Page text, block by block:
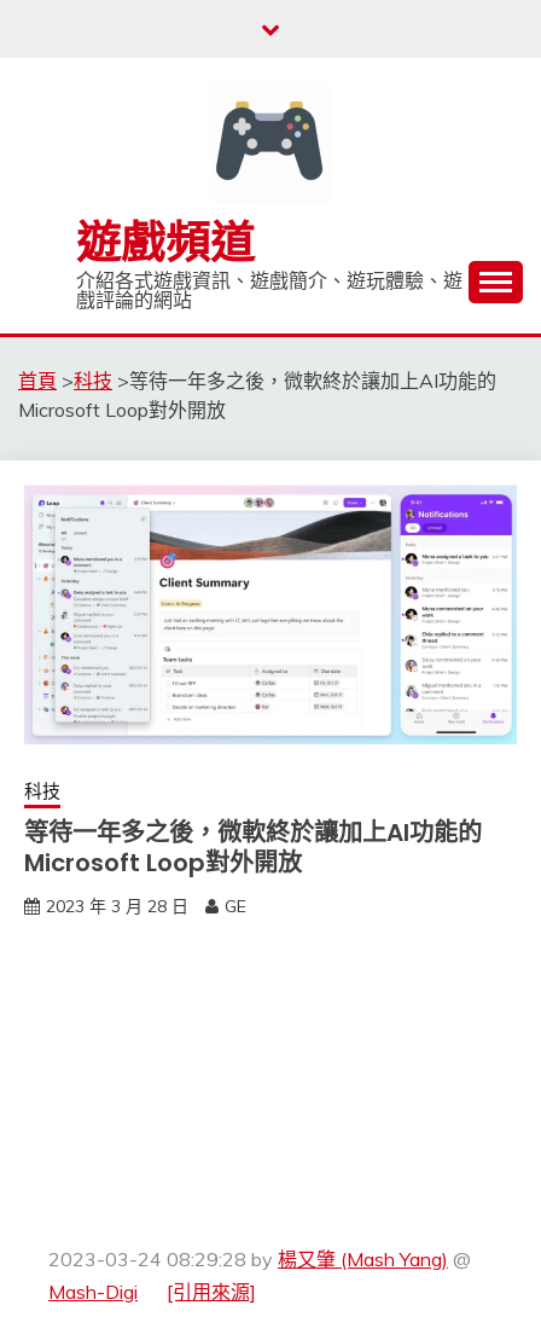
遊戲頻道
介紹各式遊戲資訊、遊戲簡介、遊玩體驗、遊
戲評論的網站
首頁 >科技 >等待一年多之後，微軟終於讓加上AI功能的
Microsoft Loop對外開放
科技
等待一年多之後，微軟終於讓加上AI功能的
Microsoft Loop對外開放
2023 年 3 月 28 日 GE
2023-03-24 08:29:28 by 楊又肇 (Mash Yang) @
Mash-Digi
[引用來源]